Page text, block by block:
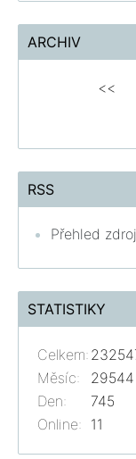
ARCHIV
<<
RSS
Přehled
STATISTIKY
Online: 11
Celkem:
Měsíc:
29544
Den:
745